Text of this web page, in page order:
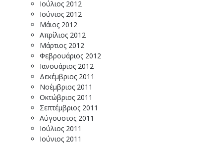
Ιούλιος 2012
Ιούνιος 2012
Μάιος 2012
Απρίλιος 2012
Μάρτιος 2012
Φεβρουάριος 2012
Ιανουάριος 2012
Δεκέμβριος 2011
Νοέμβριος 2011
Οκτώβριος 2011
Σεπτέμβριος 2011
Αύγουστος 2011
Ιούλιος 2011
Ιούνιος 2011